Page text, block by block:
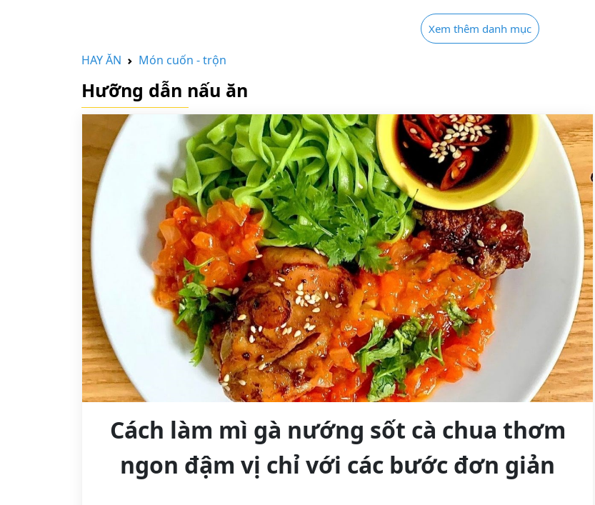
Xem thêm danh mục
HAY ĂN Món cuốn - trộn
Hưỡng dẫn nấu ăn
Cách làm mì gà nướng sốt cà chua thơm
ngon đậm vị chỉ với các bước đơn giản